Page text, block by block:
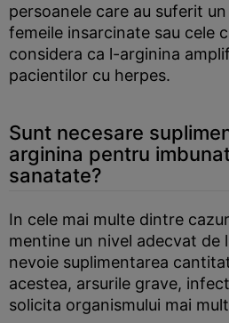
persoanele care au suferit
femeile insarcinate sau cele
considera ca l-arginina
pacientilor cu herpes.
Sunt necesare
arginina pentru
sanatate?
In cele mai multe dintre
mentine un nivel adecvat de
nevoie suplimentarea
acestea, arsurile grave,
solicita organismului mai